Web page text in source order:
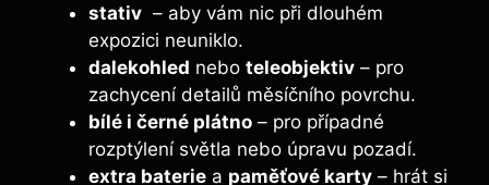
stativ ​ – aby vám nic při dlouhém ​
expozici neuniklo.
dalekohled nebo teleobjektiv ⁣– pro
zachycení detailů měsíčního povrchu.
bílé i černé plátno – pro případné
rozptýlení světla nebo úpravu pozadí.
extra baterie a paměťové karty – hrát ⁤si